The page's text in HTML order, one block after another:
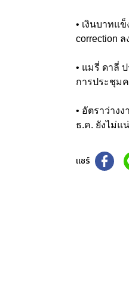
• เงินบาทแ
correction ล
• แมรี่ ดาลี่
การประชุม
• อัตราว่าง
ธ.ค. ยังไม่แ
แชร์